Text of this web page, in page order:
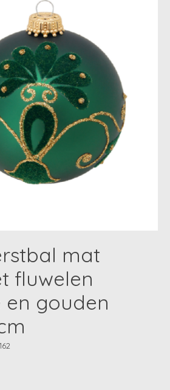
mat
fluwelen
gouden